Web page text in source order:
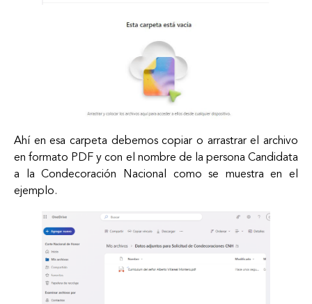
Ahí en esa carpeta debemos copiar o arrastrar el archivo
en formato PDF y con el nombre de la persona Candidata
a la Condecoración Nacional como se muestra en el
ejemplo.